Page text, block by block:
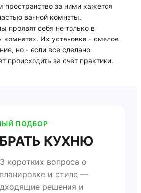
пространство за ними кажется
ванной комнаты.
проявят себя не только в
комнатах. Их установка - смелое
но - если все сделано
происходить за счет практики.
ПОДБОР
КУХНЮ
коротких вопроса о
и стиле —
решения и